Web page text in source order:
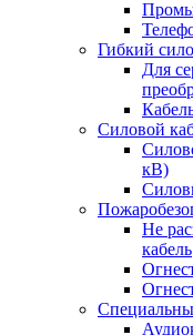
Гибкий
Для
Силовой
кВ)
Не
кабель